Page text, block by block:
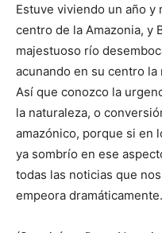
Estuve viviendo un año y
centro de la Amazonia, y
majestuoso río
acunando en su centro la
Así que conozco la
la naturaleza, o
amazónico, porque si en
ya sombrío en ese
todas las noticias que
empeora dramáticamente.